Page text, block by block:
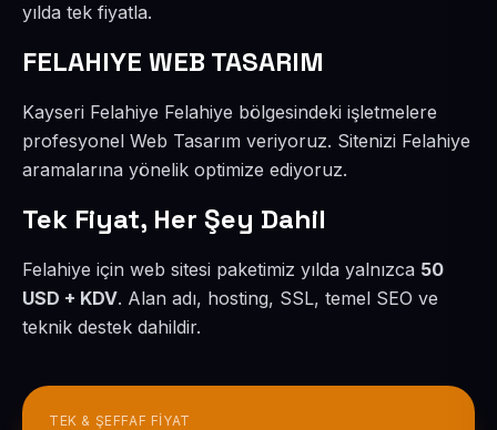
yılda tek fiyatla.
FELAHIYE WEB TASARIM
Kayseri Felahiye Felahiye bölgesindeki işletmelere
profesyonel Web Tasarım veriyoruz. Sitenizi Felahiye
aramalarına yönelik optimize ediyoruz.
Tek Fiyat, Her Şey Dahil
Felahiye için web sitesi paketimiz yılda yalnızca 50
USD + KDV. Alan adı, hosting, SSL, temel SEO ve
teknik destek dahildir.
TEK & ŞEFFAF FIYAT